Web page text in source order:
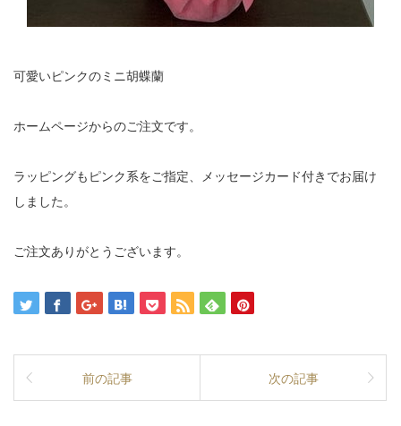
可愛いピンクのミニ胡蝶蘭
ホームページからのご注文です。
ラッピングもピンク系をご指定、メッセージカード付きでお届け
しました。
ご注文ありがとうございます。
前の記事 次の記事